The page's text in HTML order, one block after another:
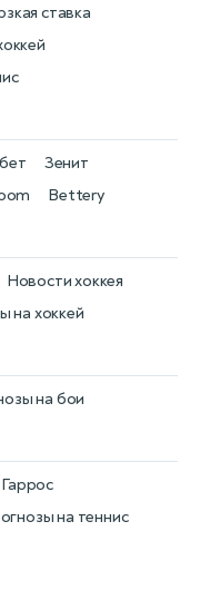
ставка
Bettery
Зенит
Новости хоккея
на хоккей
на бои
на теннис